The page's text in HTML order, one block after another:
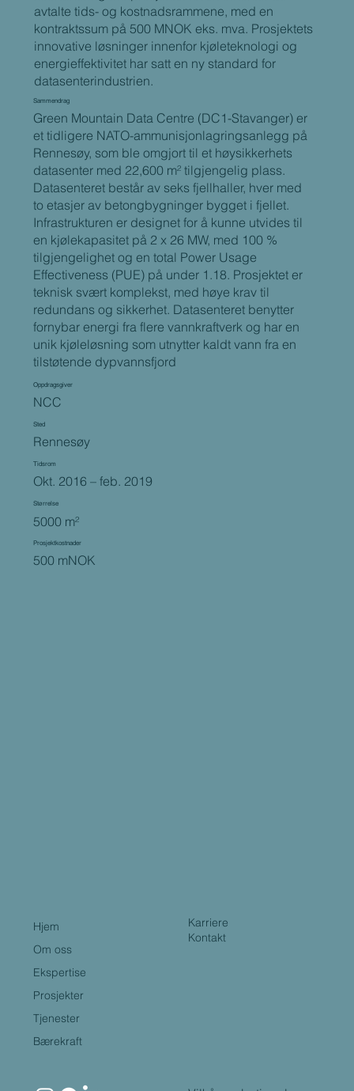
avtalte tids- og kostnadsrammene, med en
kontraktssum på 500 MNOK eks. mva. Prosjektets
innovative løsninger innenfor kjøleteknologi og
energieffektivitet har satt en ny standard for
datasenterindustrien.
Sammendrag
Green Mountain Data Centre (DC1-Stavanger) er
et tidligere NATO-ammunisjonlagringsanlegg på
Rennesøy, som ble omgjort til et høysikkerhets
datasenter med 22,600 m² tilgjengelig plass.
Datasenteret består av seks fjellhaller, hver med
to etasjer av betongbygninger bygget i fjellet.
Infrastrukturen er designet for å kunne utvides til
en kjølekapasitet på 2 x 26 MW, med 100 %
tilgjengelighet og en total Power Usage
Effectiveness (PUE) på under 1.18. Prosjektet er
teknisk svært komplekst, med høye krav til
redundans og sikkerhet. Datasenteret benytter
fornybar energi fra flere vannkraftverk og har en
unik kjøleløsning som utnytter kaldt vann fra en
tilstøtende dypvannsfjord
Oppdragsgiver
NCC
Sted
Rennesøy
Tidsrom
Okt. 2016 – feb. 2019
Størrelse
5000 m²
Prosjektkostnader
500 mNOK
Hjem
Om oss
Ekspertise
Prosjekter
Tjenester
Bærekraft
Karriere
Kontakt